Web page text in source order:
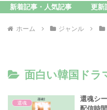
新着記事・人気記事 更新
ホーム ジャンル
面白い韓国ドラ
還魂
還魂シ